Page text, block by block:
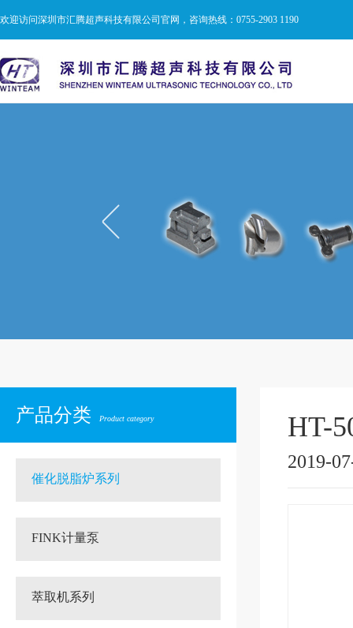
欢迎访问深圳市汇腾超声科技有限公司官网，咨询热线：0755-2903 1190
产品分类 Product category
催化脱脂炉系列
FINK计量泵
萃取机系列
HT-
2019-